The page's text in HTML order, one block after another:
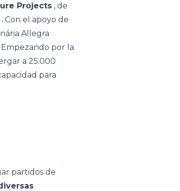
Projects , de
. Con el apoyo de
Allegra
Empezando por la
a 25.000
para
partidos de